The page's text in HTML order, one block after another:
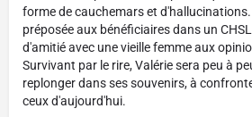
forme de cauchemars et
préposée aux bénéficiaires dans un
d'amitié avec une vieille femme aux
Survivant par le rire, Valérie sera peu à
replonger dans ses souvenirs, à
ceux d'aujourd'hui.